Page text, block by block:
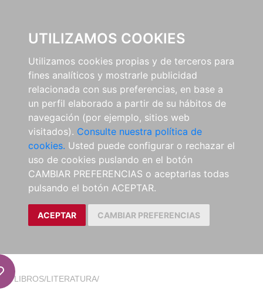
UTILIZAMOS COOKIES
Utilizamos cookies propias y de terceros para
fines analíticos y mostrarle publicidad
relacionada con sus preferencias, en base a
un perfil elaborado a partir de su hábitos de
navegación (por ejemplo, sitios web
visitados). Consulte nuestra política de
cookies. Usted puede configurar o rechazar el
uso de cookies puslando en el botón
CAMBIAR PREFERENCIAS o aceptarlas todas
pulsando el botón ACEPTAR.
ACEPTAR CAMBIAR PREFERENCIAS
LIBROS/LITERATURA/